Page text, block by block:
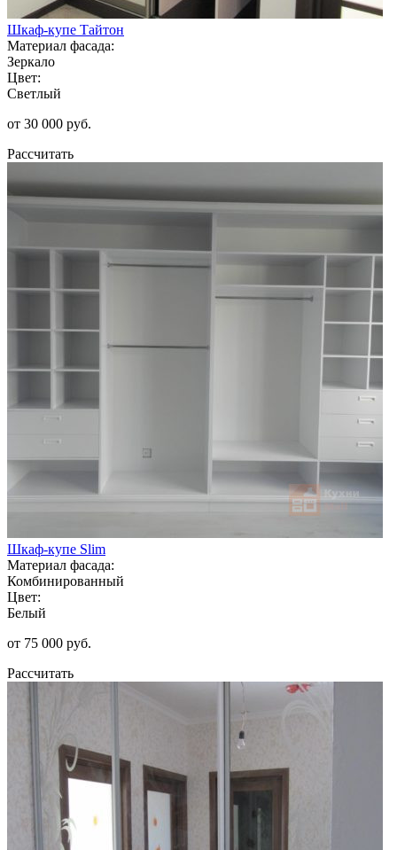
Шкаф-купе Тайтон
Материал фасада:
Зеркало
Цвет:
Светлый
от 30 000 руб.
Рассчитать
Шкаф-купе Slim
Материал фасада:
Комбинированный
Цвет:
Белый
от 75 000 руб.
Рассчитать